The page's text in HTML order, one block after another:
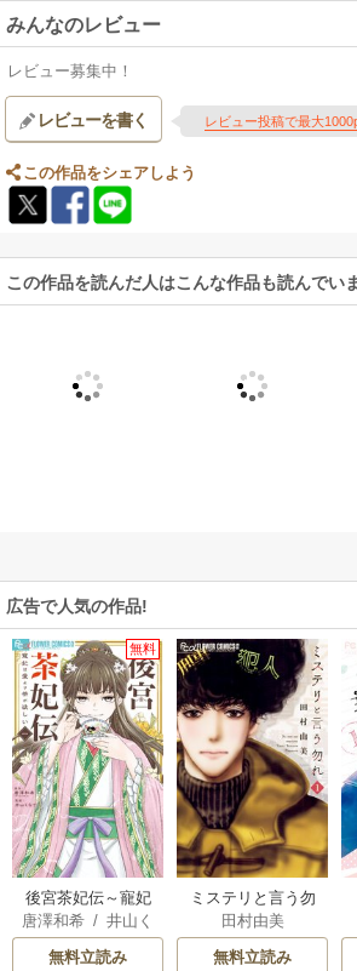
みんなのレビュー
レビュー募集中！
レビューを書く レビュー投稿で最大
この作品をシェアしよう
この作品を読んだ人はこんな作品も読んでい
広告で人気の作品!
無料
後宮茶妃伝～寵妃
は愛より茶が欲し
い～
唐澤和希 /井山く
らげ
無料立読み
ミステリと言う勿
れ
田村由美
無料立読み